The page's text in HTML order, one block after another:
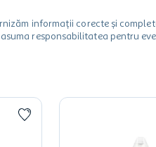
informații corecte și
responsabilitatea pentru